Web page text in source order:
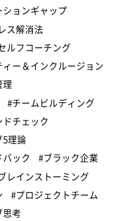
ョンギャップ
ス解消法
ルフコーチング
ー＆インクルージョン
理
#チームビルディング
チェック
5理論
ック
#ブラック企業
レインストーミング
#プロジェクトチーム
思考